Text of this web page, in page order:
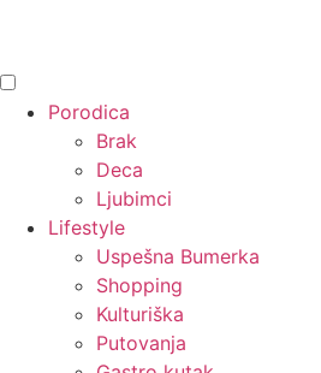
Porodica
Brak
Deca
Ljubimci
Lifestyle
Uspešna Bumerka
Shopping
Kulturiška
Putovanja